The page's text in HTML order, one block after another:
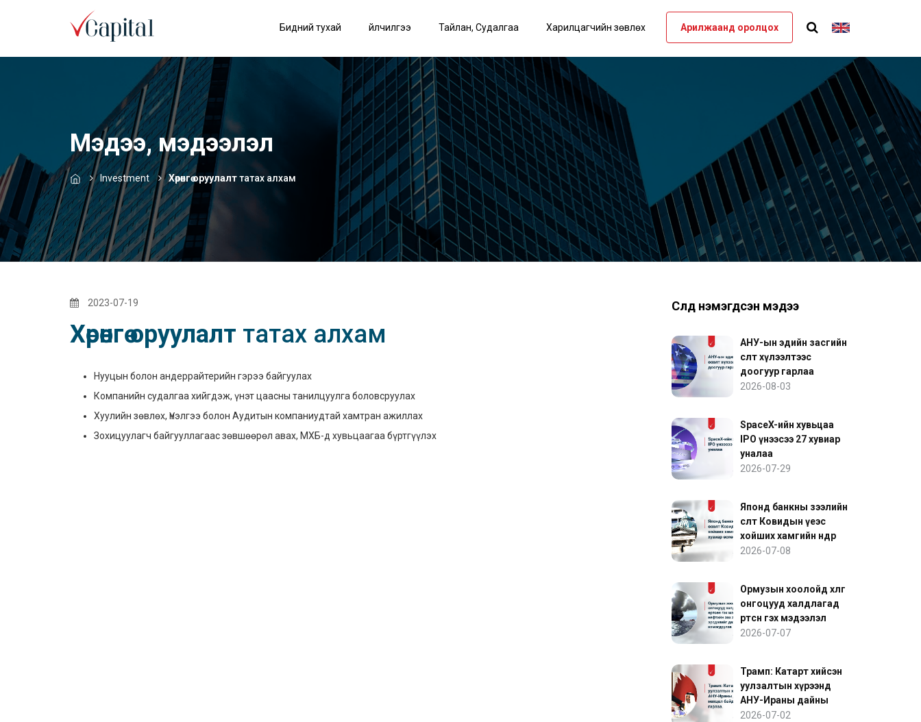
Бидний тухай Үйлчилгээ Тайлан, Судалгаа Харилцагчийн зөвлөх Арилжаанд оролцох
Мэдээ, мэдээлэл
Investment Хөрөнгө оруулалттатах алхам
2023-07-19
Хөрөнгө оруулалт татах алхам
Нууцын болон андеррайтерийн гэрээ байгуулах
Компанийн судалгаа хийгдэж, үнэт цаасны танилцуулга боловсруулах
Хуулийн зөвлөх, Үнэлгээ болон Аудитын компаниудтай хамтран ажиллах
Зохицуулагч байгууллагаас зөвшөөрөл авах, МХБ-д хувьцаагаа бүртгүүлэх
Сүүлд нэмэгдсэн мэдээ
АНУ-ын эдийн засгийн
өсөлт хүлээлтээс
доогуур гарлаа
2026-08-03
SpaceX-ийн хувьцаа
IPO үнээсээ 27 хувиар
уналаа
2026-07-29
Японд банкны зээлийн
өсөлт Ковидын үеэс
хойших хамгийн өндөр
хувиар өслөө
2026-07-08
Ормузын хоолойд хөлөг
онгоцууд халдлагад
өртсөн гэх мэдээлэл
нефтийн зах зээлийн
2026-07-07
Трамп: Катарт хийсэн
уулзалтын хүрээнд
АНУ-Ираны дайны
нөхцөл байдалд ахиц
2026-07-02